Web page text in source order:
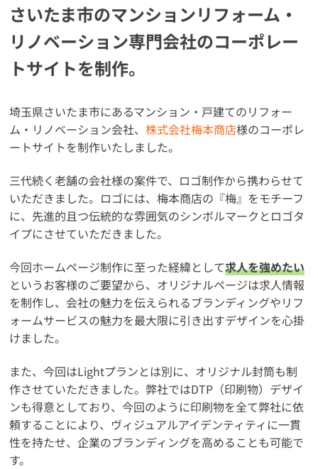
さいたま市のマンションリフォーム・
リノベーション専門会社のコーポレー
トサイトを制作。
埼玉県さいたま市にあるマンション・戸建てのリフォー
ム・リノベーション会社、株式会社梅本商店様のコーポレ
ートサイトを制作いたしました。
三代続く老舗の会社様の案件で、ロゴ制作から携わらせて
いただきました。ロゴには、梅本商店の『梅』をモチーフ
に、先進的且つ伝統的な雰囲気のシンボルマークとロゴタ
イプにさせていただきました。
今回ホームページ制作に至った経緯として求人を強めたい
というお客様のご要望から、オリジナルページは求人情報
を制作し、会社の魅力を伝えられるブランディングやリフ
ォームサービスの魅力を最大限に引き出すデザインを心掛
けました。
また、今回はLightプランとは別に、オリジナル封筒も制
作させていただきました。弊社ではDTP（印刷物）デザイ
ンも得意としており、今回のように印刷物を全て弊社に依
頼することにより、ヴィジュアルアイデンティティに一貫
性を持たせ、企業のブランディングを高めることも可能で
す。